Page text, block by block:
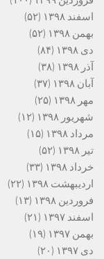
اسفند ۱۳۹۸
(۵۲)
بهمن ۱۳۹۸
(۵۲)
دی ۱۳۹۸
(۸۴)
آذر ۱۳۹۸
(۳۸)
آبان ۱۳۹۸
(۳۷)
مهر ۱۳۹۸
(۲۵)
شهریور ۱۳۹۸
(۱۲)
مرداد ۱۳۹۸
(۱۵)
تیر ۱۳۹۸
(۵۲)
خرداد ۱۳۹۸
(۳۳)
اردیبهشت ۱۳۹۸
(۲۲)
فروردین ۱۳۹۸
(۱۳)
اسفند ۱۳۹۷
(۲۱)
بهمن ۱۳۹۷
(۱۹)
دی ۱۳۹۷
(۲۰)